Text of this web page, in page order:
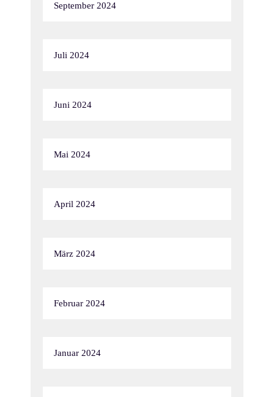
September 2024
Juli 2024
Juni 2024
Mai 2024
April 2024
März 2024
Februar 2024
Januar 2024